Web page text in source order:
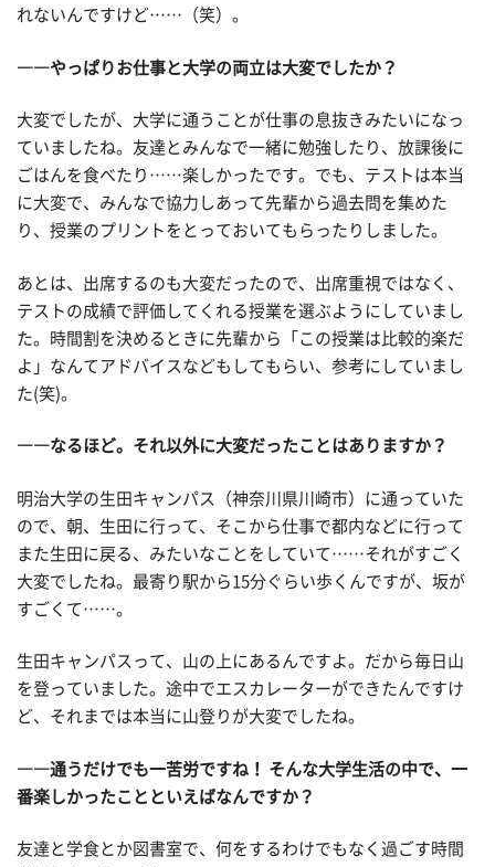
れないんですけど……（笑）。
――やっぱりお仕事と大学の両立は大変でしたか？
大変でしたが、大学に通うことが仕事の息抜きみたいになっ
ていましたね。友達とみんなで一緒に勉強したり、放課後に
ごはんを食べたり……楽しかったです。でも、テストは本当
に大変で、みんなで協力しあって先輩から過去問を集めた
り、授業のプリントをとっておいてもらったりしました。
あとは、出席するのも大変だったので、出席重視ではなく、
テストの成績で評価してくれる授業を選ぶようにしていまし
た。時間割を決めるときに先輩から「この授業は比較的楽だ
よ」なんてアドバイスなどもしてもらい、参考にしていまし
た(笑)。
――なるほど。それ以外に大変だったことはありますか？
明治大学の生田キャンパス（神奈川県川崎市）に通っていた
ので、朝、生田に行って、そこから仕事で都内などに行って
また生田に戻る、みたいなことをしていて……それがすごく
大変でしたね。最寄り駅から15分ぐらい歩くんですが、坂が
すごくて……。
生田キャンパスって、山の上にあるんですよ。だから毎日山
を登っていました。途中でエスカレーターができたんですけ
ど、それまでは本当に山登りが大変でしたね。
――通うだけでも一苦労ですね！ そんな大学生活の中で、一
番楽しかったことといえばなんですか？
友達と学食とか図書室で、何をするわけでもなく過ごす時間